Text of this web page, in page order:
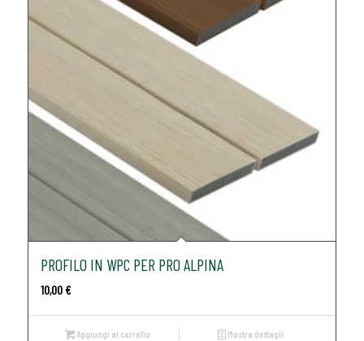
PROFILO IN WPC PER PRO ALPINA
10,00 €
Aggiungi al carrello Mostra dettagli